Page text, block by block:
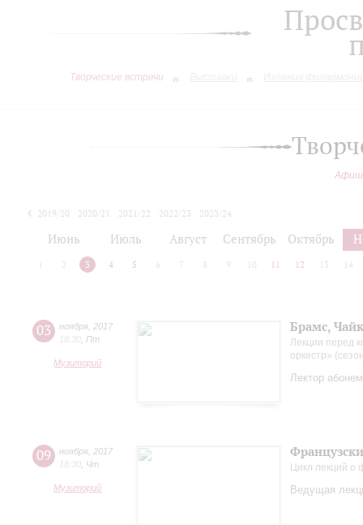
Творческие встречи
2019/20 2020/21 2021/22 2022/23
2023/24
Июнь Июль Август Сентябрь Октябрь
2 3 4 5 6 7 8 9 10 11 12 13 14
03 ноября 2017
18:30 Пт
Музиторий
Брамс,
Лекции перед
оркестр»
Лектор
09 ноября 2017
18:30 Чт
Музиторий
Цикл лекций о
Ведущая